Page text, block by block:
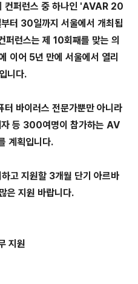
컨퍼런스 중 하나인 'AVAR 20
터 30일까지 서울에서 개최됩
런스는 제 10회째를 맞는 의
이어 5년 만에 서울에서 열리
니다.
터 바이러스 전문가뿐만 아니라
자 등 300여명이 참가하는 AV
계획입니다.
고 지원할 3개월 단기 아르바
은 지원 바랍니다.
지원